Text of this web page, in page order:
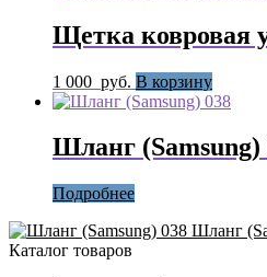
Щетка ковровая
1 000 руб. В корзину
Шланг (Samsung)
Подробнее
Шланг
Каталог товаров